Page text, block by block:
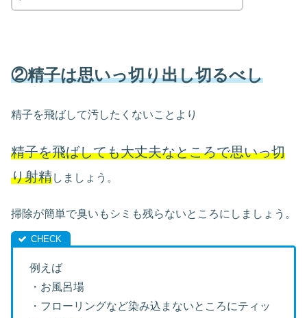
②精子は思いっ切り出し切るべし
精子を飛ばして汚したくないことより
精子を飛ばしても大丈夫なところで思いっ切
り射精しましょう。
掃除が簡単で臭いもシミも残らないところにしましょう。
例えば
・お風呂場
・フローリングなど染み込まないところにティッ